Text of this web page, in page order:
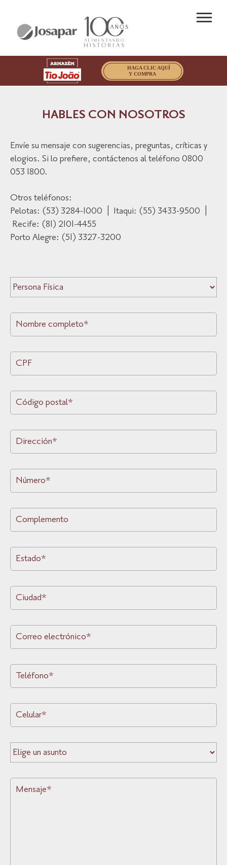
HAGA CLIC AQUÍ
Y COMPRA
HOME
NUESTRAS MARCAS
NOSOTROS
HABLES CON
HABLES CON NOSOTROS
Envíe su mensaje con sugerencias, preguntas, críticas y
elogios. Si lo prefiere, contáctenos al teléfono 0800
053 1800.
Otros teléfonos:
Pelotas: (53) 3284-1000 | Itaqui: (55) 3433-9500 |
Recife: (81) 2101-4455
Porto Alegre: (51) 3327-3200